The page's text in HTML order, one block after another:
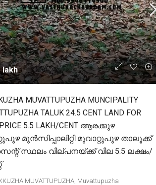
lakh
MUVATTUPUZHA MUNCIPALITY
TALUK 24.5 CENT LAND FOR
5.5 LAKH/CENT ആരക്കുഴ
മുൻസിപ്പാലിറ്റി മുവാറ്റുപുഴ താലൂക്ക്
സ്ഥലം വില്പനയ്ക്ക് വില 5.5 ലക്ഷം/
MUVATTUPUZHA, Muvattupuzha